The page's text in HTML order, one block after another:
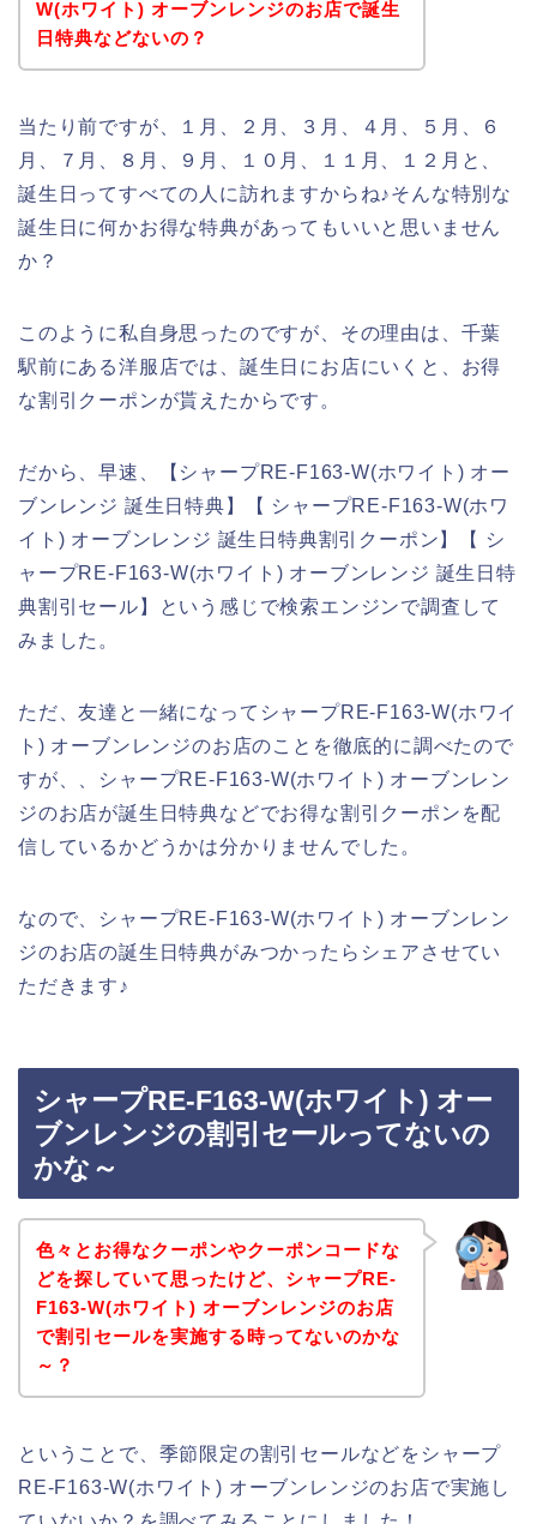
W(ホワイト) オーブンレンジのお店で誕生
日特典などないの？
当たり前ですが、１月、２月、３月、４月、５月、６
月、７月、８月、９月、１０月、１１月、１２月と、
誕生日ってすべての人に訪れますからね♪そんな特別な
誕生日に何かお得な特典があってもいいと思いません
か？
このように私自身思ったのですが、その理由は、千葉
駅前にある洋服店では、誕生日にお店にいくと、お得
な割引クーポンが貰えたからです。
だから、早速、【シャープRE-F163-W(ホワイト) オー
ブンレンジ 誕生日特典】【 シャープRE-F163-W(ホワ
イト) オーブンレンジ 誕生日特典割引クーポン】【 シ
ャープRE-F163-W(ホワイト) オーブンレンジ 誕生日特
典割引セール】という感じで検索エンジンで調査して
みました。
ただ、友達と一緒になってシャープRE-F163-W(ホワイ
ト) オーブンレンジのお店のことを徹底的に調べたので
すが、、シャープRE-F163-W(ホワイト) オーブンレン
ジのお店が誕生日特典などでお得な割引クーポンを配
信しているかどうかは分かりませんでした。
なので、シャープRE-F163-W(ホワイト) オーブンレン
ジのお店の誕生日特典がみつかったらシェアさせてい
ただきます♪
シャープRE-F163-W(ホワイト) オー
ブンレンジの割引セールってないの
かな～
色々とお得なクーポンやクーポンコードな
どを探していて思ったけど、シャープRE-
F163-W(ホワイト) オーブンレンジのお店
で割引セールを実施する時ってないのかな
～？
ということで、季節限定の割引セールなどをシャープ
RE-F163-W(ホワイト) オーブンレンジのお店で実施し